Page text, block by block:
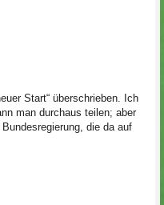
Start“ überschrieben. Ich
man durchaus teilen; aber
die da auf